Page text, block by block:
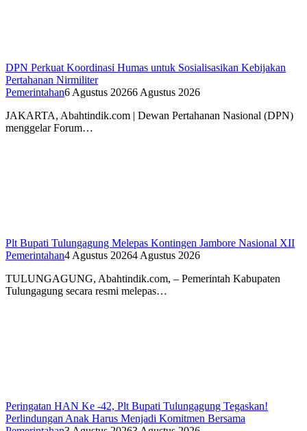
DPN Perkuat Koordinasi Humas untuk Sosialisasikan Kebijakan
Pertahanan Nirmiliter
Pemerintahan6 Agustus 20266 Agustus 2026
JAKARTA, Abahtindik.com | Dewan Pertahanan Nasional (DPN)
menggelar Forum…
Plt Bupati Tulungagung Melepas Kontingen Jambore Nasional XII
Pemerintahan4 Agustus 20264 Agustus 2026
TULUNGAGUNG, Abahtindik.com, – Pemerintah Kabupaten
Tulungagung secara resmi melepas…
Peringatan HAN Ke -42, Plt Bupati Tulungagung Tegaskan!
Perlindungan Anak Harus Menjadi Komitmen Bersama